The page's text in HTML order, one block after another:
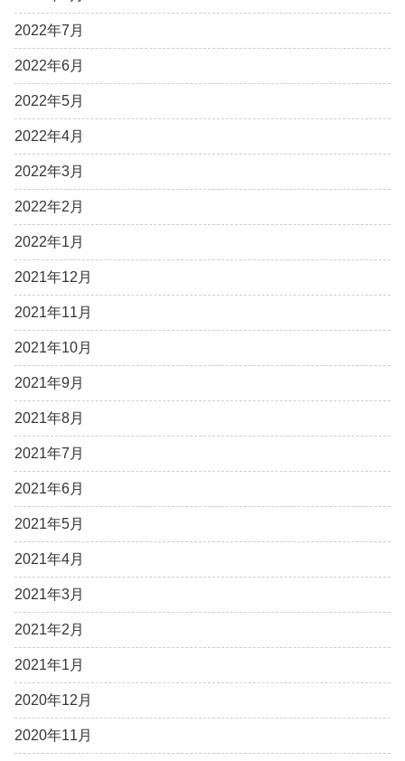
2022年7月
2022年6月
2022年5月
2022年4月
2022年3月
2022年2月
2022年1月
2021年12月
2021年11月
2021年10月
2021年9月
2021年8月
2021年7月
2021年6月
2021年5月
2021年4月
2021年3月
2021年2月
2021年1月
2020年12月
2020年11月